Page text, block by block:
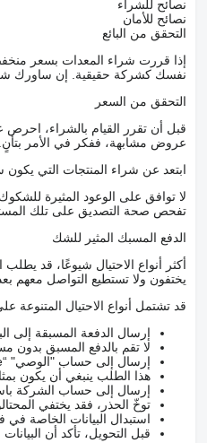
نصائح للشراء
نصائح للأمان
التحقق من البائع
إذا قررت شراء المعدات بسعر
نفسك كشركة حقيقية. إن ساورك
التحقق من السعر
قبل أن تقرر القيام بالشراء،
عروض مشابهة، ففكر في الأمر بتأنٍ.
ابتعد عن شراء المنتجات التي
لا توافق على الوعود المثيرة
تفحص صحة التصديق على تلك
الدفع المسبك المثير للشك
أكثر أنواع الاحتيال شيوعًا، قد
يختفون ولا تستطيع التواصل معهم
قد تشتمل أنواع الاحتيال المتنوعة
إرسال الدفعة المسبقة إلى
لا تقم بالدفع المسبق بدون
إرسال إلى حساب "الوصي" “Trustee”
هذا الطلب ينبغي أن يكون
إرسال إلى حساب الشركة
توخّ الحذر، فقد يختفي
استبدال البيانات الخاصة
قبل التحويل، تأكد أن